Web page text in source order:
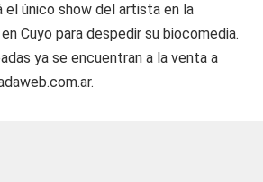
el único show del artista en la
Cuyo para despedir su biocomedia.
ya se encuentran a la venta a